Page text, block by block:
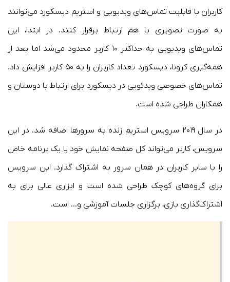
کاربران با قابلیت تماس‌های ویدیویی و استریم دیسکورد می‌توانند
به صورت تصویری با هم ارتباط برقرار کنند. در ابتدا، این
تماس‌های ویدیویی به حداکثر ۱۰ کاربر محدود می‌شد اما بعد از
همه‌گیری کرونا، دیسکورد تعداد کاربران را به ۵۰ کاربر افزایش داد.
تماس‌های خصوصی ویدئویی در دیسکورد برای ارتباط با دوستان و
همکاران طراحی شده است.
در سال ۲۰۱۹ سرویس استریم زنده به سرورها اضافه شد. در این
سرویس، کاربر می‌تواند کل صفحه نمایش خود یا یک برنامه خاص
را با سایر کاربران در همان سرور به اشتراک گذارد. این سرویس
برای گروه‌‌های کوچک طراحی شده است و ابزاری عالی برای به
اشتراک‌گذاری بازی، برگزاری جلسات آموزشی و… است.